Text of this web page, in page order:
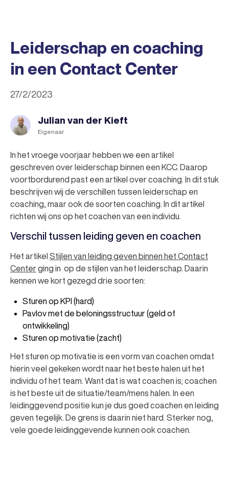
Leiderschap en coaching
in een Contact Center
27/2/2023
Julian van der Kieft
Eigenaar
In het vroege voorjaar hebben we een artikel
geschreven over leiderschap binnen een KCC. Daarop
voortbordurend past een artikel over coaching. In dit stuk
beschrijven wij de verschillen tussen leiderschap en
coaching, maar ook de soorten coaching. In dit artikel
richten wij ons op het coachen van een individu.
Verschil tussen leiding geven en coachen
Het artikel Stijlen van leiding geven binnen het Contact
Center ging in op de stijlen van het leiderschap. Daarin
kennen we kort gezegd drie soorten:
Sturen op KPI (hard)
Pavlov met de beloningsstructuur (geld of
ontwikkeling)
Sturen op motivatie (zacht)
Het sturen op motivatie is een vorm van coachen omdat
hierin veel gekeken wordt naar het beste halen uit het
individu of het team. Want dat is wat coachen is; coachen
is het beste uit de situatie/team/mens halen. In een
leidinggevend positie kun je dus goed coachen en leiding
geven tegelijk. De grens is daarin niet hard. Sterker nog,
vele goede leidinggevende kunnen ook coachen.